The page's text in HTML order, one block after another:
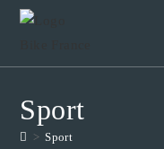
Skip
Sport
> Sport